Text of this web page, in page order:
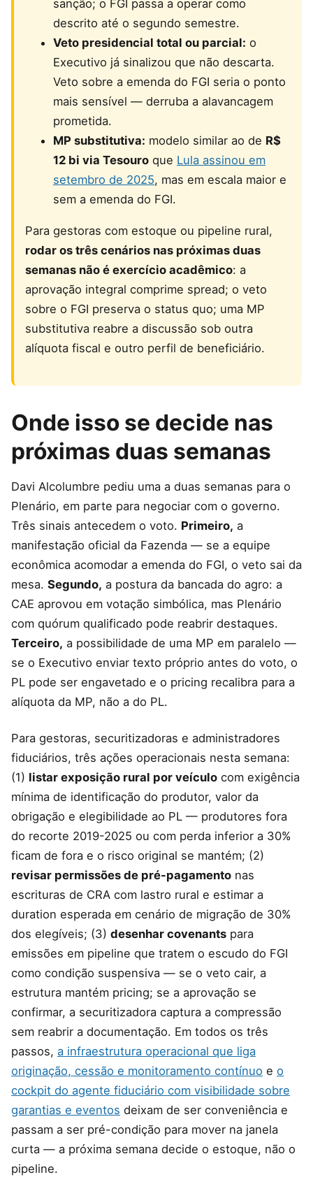
sanção; o FGI passa a operar como
descrito até o segundo semestre.
Veto presidencial total ou parcial: o
Executivo já sinalizou que não descarta.
Veto sobre a emenda do FGI seria o ponto
mais sensível — derruba a alavancagem
prometida.
MP substitutiva: modelo similar ao de R$
12 bi via Tesouro que Lula assinou em
setembro de 2025, mas em escala maior e
sem a emenda do FGI.
Para gestoras com estoque ou pipeline rural,
rodar os três cenários nas próximas duas
semanas não é exercício acadêmico: a
aprovação integral comprime spread; o veto
sobre o FGI preserva o status quo; uma MP
substitutiva reabre a discussão sob outra
alíquota fiscal e outro perfil de beneficiário.
Onde isso se decide nas
próximas duas semanas
Davi Alcolumbre pediu uma a duas semanas para o
Plenário, em parte para negociar com o governo.
Três sinais antecedem o voto. Primeiro, a
manifestação oficial da Fazenda — se a equipe
econômica acomodar a emenda do FGI, o veto sai da
mesa. Segundo, a postura da bancada do agro: a
CAE aprovou em votação simbólica, mas Plenário
com quórum qualificado pode reabrir destaques.
Terceiro, a possibilidade de uma MP em paralelo —
se o Executivo enviar texto próprio antes do voto, o
PL pode ser engavetado e o pricing recalibra para a
alíquota da MP, não a do PL.
Para gestoras, securitizadoras e administradores
fiduciários, três ações operacionais nesta semana:
(1) listar exposição rural por veículo com exigência
mínima de identificação do produtor, valor da
obrigação e elegibilidade ao PL — produtores fora
do recorte 2019-2025 ou com perda inferior a 30%
ficam de fora e o risco original se mantém; (2)
revisar permissões de pré-pagamento nas
escrituras de CRA com lastro rural e estimar a
duration esperada em cenário de migração de 30%
dos elegíveis; (3) desenhar covenants para
emissões em pipeline que tratem o escudo do FGI
como condição suspensiva — se o veto cair, a
estrutura mantém pricing; se a aprovação se
confirmar, a securitizadora captura a compressão
sem reabrir a documentação. Em todos os três
passos, a infraestrutura operacional que liga
originação, cessão e monitoramento contínuo e o
cockpit do agente fiduciário com visibilidade sobre
garantias e eventos deixam de ser conveniência e
passam a ser pré-condição para mover na janela
curta — a próxima semana decide o estoque, não o
pipeline.